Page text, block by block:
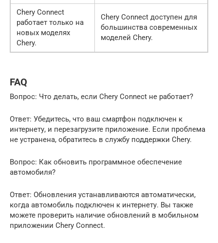
Chery Connect
работает только на
новых моделях
Chery.
Chery Connect доступен для
большинства современных
моделей Chery.
FAQ
Вопрос: Что делать, если Chery Connect не работает?
Ответ: Убедитесь, что ваш смартфон подключен к
интернету, и перезагрузите приложение. Если проблема
не устранена, обратитесь в службу поддержки Chery.
Вопрос: Как обновить программное обеспечение
автомобиля?
Ответ: Обновления устанавливаются автоматически,
когда автомобиль подключен к интернету. Вы также
можете проверить наличие обновлений в мобильном
приложении Chery Connect.